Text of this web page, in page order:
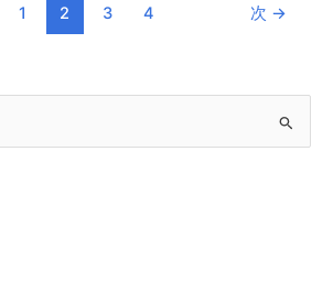
1 2 3 4 次 →